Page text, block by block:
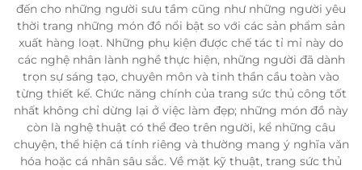
đến cho những người sưu tầm cũng như những người yêu
thời trang những món đồ nổi bật so với các sản phẩm sản
xuất hàng loạt. Những phụ kiện được chế tác tỉ mỉ này do
các nghệ nhân lành nghề thực hiện, những người đã dành
trọn sự sáng tạo, chuyên môn và tinh thần cầu toàn vào
từng thiết kế. Chức năng chính của trang sức thủ công tốt
nhất không chỉ dừng lại ở việc làm đẹp; những món đồ này
còn là nghệ thuật có thể đeo trên người, kể những câu
chuyện, thể hiện cá tính riêng và thường mang ý nghĩa văn
hóa hoặc cá nhân sâu sắc. Về mặt kỹ thuật, trang sức thủ